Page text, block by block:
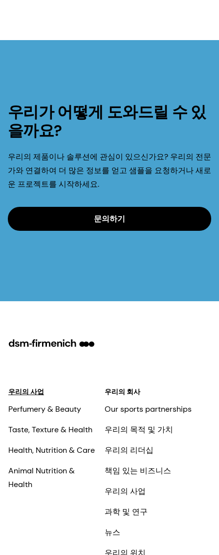
우리가 어떻게 도와드릴 수 있
을까요?
우리의 제품이나 솔루션에 관심이 있으신가요? 우리의 전문
가와 연결하여 더 많은 정보를 얻고 샘플을 요청하거나 새로
운 프로젝트를 시작하세요.
문의하기
우리의 사업
Perfumery & Beauty
Taste, Texture & Health
Health, Nutrition & Care
Animal Nutrition &
Health
우리의 회사
Our sports partnerships
우리의 목적 및 가치
우리의 리더십
책임 있는 비즈니스
우리의 사업
과학 및 연구
뉴스
우리의 위치